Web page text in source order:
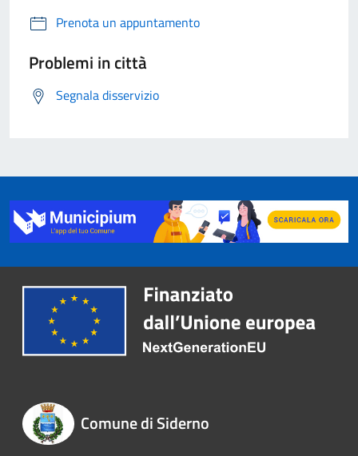
Prenota un appuntamento
Problemi in città
Segnala disservizio
Comune di Siderno